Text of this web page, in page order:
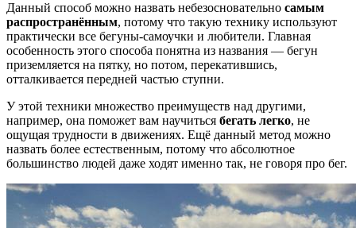
Данный способ можно назвать небезосновательно самым
распространённым, потому что такую технику используют
практически все бегуны-самоучки и любители. Главная
особенность этого способа понятна из названия — бегун
приземляется на пятку, но потом, перекатившись,
отталкивается передней частью ступни.
У этой техники множество преимуществ над другими,
например, она поможет вам научиться бегать легко, не
ощущая трудности в движениях. Ещё данный метод можно
назвать более естественным, потому что абсолютное
большинство людей даже ходят именно так, не говоря про бег.